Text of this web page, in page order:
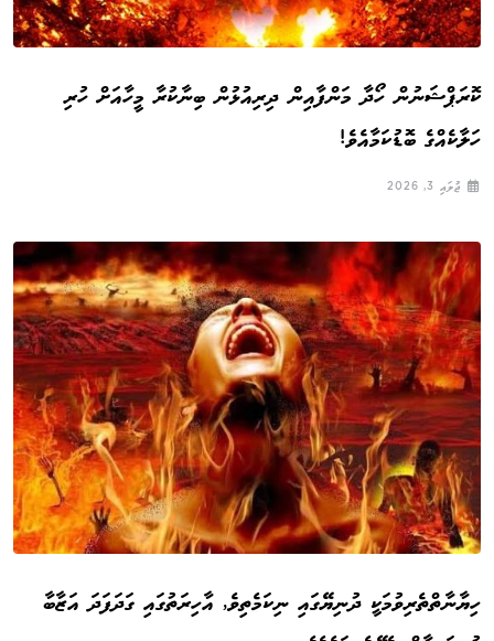
ކޮރަޕްޝަނުން ހޯދާ މަންފާއިން ދިރިއުޅުން ބިނާކުރާ މީހާއަށް ހުރި
ހަލާކެއްގެ ބޮޑުކަމާއެވެ!
ޖުލައި 3, 2026
ހިޔާނާތްތެރިވުމަކީ ދުނިޔޭގައި ނިކަމެތިވެ, އާހިރަތުގައި ގަދަފަދަ އަޒާބާ